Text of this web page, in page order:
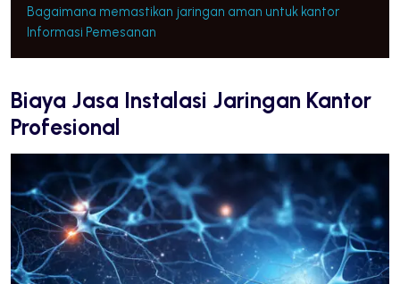
Bagaimana memastikan jaringan aman untuk kantor
Informasi Pemesanan
Biaya Jasa Instalasi Jaringan Kantor
Profesional